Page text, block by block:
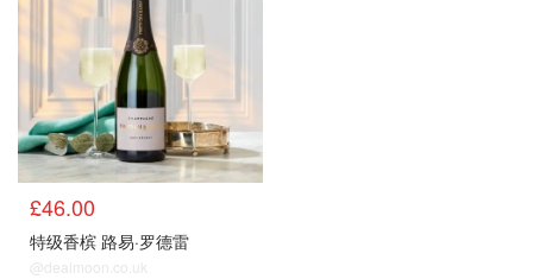
£46.00
特级香槟 路易·罗德雷
@dealmoon.co.uk